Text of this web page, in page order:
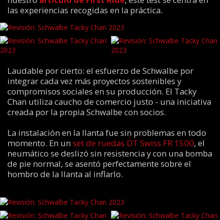
las experiencias recogidas en la práctica.
Laudable por cierto: el esfuerzo de Schwalbe por
integrar cada vez más proyectos sostenibles y
compromisos sociales en su producción. El Tacky
Chan utiliza caucho de comercio justo - una iniciativa
creada por la propia Schwalbe con socios.
La instalación en la llanta fue sin problemas en todo
momento. En un set de ruedas DT Swiss FR 1500, el
neumático se deslizó sin resistencia y con una bomba
de pie normal, se asentó perfectamente sobre el
hombro de la llanta al inflarlo.